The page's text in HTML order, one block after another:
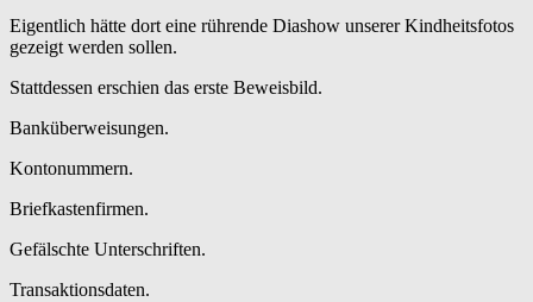
Eigentlich hätte dort eine rührende Diashow unserer Kindheitsfotos
gezeigt werden sollen.
Stattdessen erschien das erste Beweisbild.
Banküberweisungen.
Kontonummern.
Briefkastenfirmen.
Gefälschte Unterschriften.
Transaktionsdaten.